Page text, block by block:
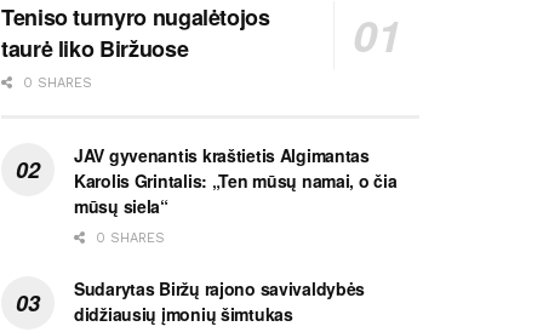
Teniso turnyro nugalėtojos
taurė liko Biržuose
0 SHARES
JAV gyvenantis kraštietis Algimantas
Karolis Grintalis: „Ten mūsų namai, o čia
mūsų siela“
0 SHARES
Sudarytas Biržų rajono savivaldybės
didžiausių įmonių šimtukas